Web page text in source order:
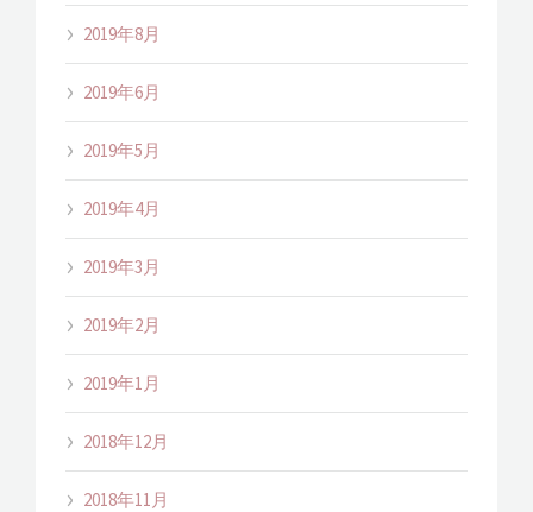
2019年8月
2019年6月
2019年5月
2019年4月
2019年3月
2019年2月
2019年1月
2018年12月
2018年11月